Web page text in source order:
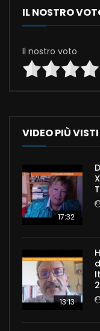
IL NOSTRO
Il nostro voto
VIDEO PIÙ
17:32
13:13